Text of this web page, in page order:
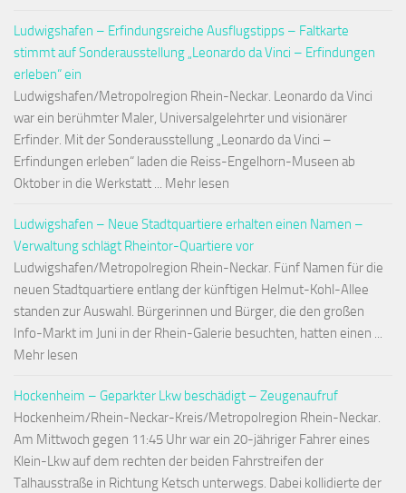
Ludwigshafen – Erfindungsreiche Ausflugstipps – Faltkarte
stimmt auf Sonderausstellung „Leonardo da Vinci – Erfindungen
erleben“ ein
Ludwigshafen/Metropolregion Rhein-Neckar. Leonardo da Vinci
war ein berühmter Maler, Universalgelehrter und visionärer
Erfinder. Mit der Sonderausstellung „Leonardo da Vinci –
Erfindungen erleben“ laden die Reiss-Engelhorn-Museen ab
Oktober in die Werkstatt ... Mehr lesen
Ludwigshafen – Neue Stadtquartiere erhalten einen Namen –
Verwaltung schlägt Rheintor-Quartiere vor
Ludwigshafen/Metropolregion Rhein-Neckar. Fünf Namen für die
neuen Stadtquartiere entlang der künftigen Helmut-Kohl-Allee
standen zur Auswahl. Bürgerinnen und Bürger, die den großen
Info-Markt im Juni in der Rhein-Galerie besuchten, hatten einen ...
Mehr lesen
Hockenheim – Geparkter Lkw beschädigt – Zeugenaufruf
Hockenheim/Rhein-Neckar-Kreis/Metropolregion Rhein-Neckar.
Am Mittwoch gegen 11:45 Uhr war ein 20-jähriger Fahrer eines
Klein-Lkw auf dem rechten der beiden Fahrstreifen der
Talhausstraße in Richtung Ketsch unterwegs. Dabei kollidierte der